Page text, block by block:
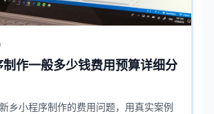
作一般多少钱费用预算详细分
乡小程序制作的费用问题，用真实案例